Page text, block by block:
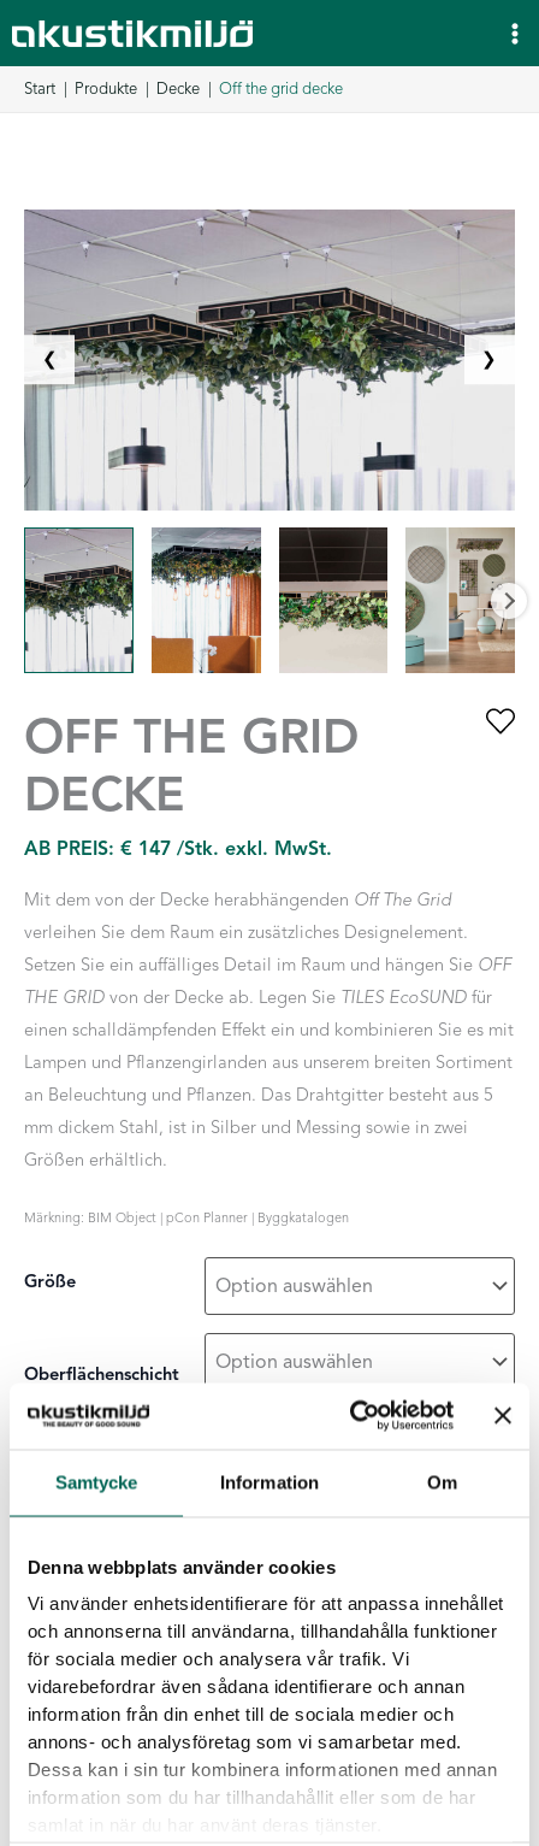
Samtycke Information Om
Denna webbplats använder cookies
Vi använder enhetsidentifierare för att anpassa innehållet
och annonserna till användarna, tillhandahålla funktioner
för sociala medier och analysera vår trafik. Vi
vidarebefordrar även sådana identifierare och annan
information från din enhet till de sociala medier och
annons- och analysföretag som vi samarbetar med.
Dessa kan i sin tur kombinera informationen med annan
information som du har tillhandahållit eller som de har
samlat in när du har använt deras tjänster.
Inhalt
springen
Start Produkte Decke Off the grid decke
❮ ❯
OFF THE GRID
DECKE
AB PREIS: € 147 /Stk. exkl. MwSt.
Mit dem von der Decke herabhängenden Off The Grid
verleihen Sie dem Raum ein zusätzliches Designelement.
Setzen Sie ein auffälliges Detail im Raum und hängen Sie OFF
THE GRID von der Decke ab. Legen Sie TILES EcoSUND für
einen schalldämpfenden Effekt ein und kombinieren Sie es mit
Lampen und Pflanzengirlanden aus unserem breiten Sortiment
an Beleuchtung und Pflanzen. Das Drahtgitter besteht aus 5
mm dickem Stahl, ist in Silber und Messing sowie in zwei
Größen erhältlich.
Märkning: BIM Object | pCon Planner | Byggkatalogen
Größe
Oberflächenschicht
grid
Menge
ZUR LISTE HINZUFÜGEN
Herunterladbare Dateien
Produktdatenblatt BIM